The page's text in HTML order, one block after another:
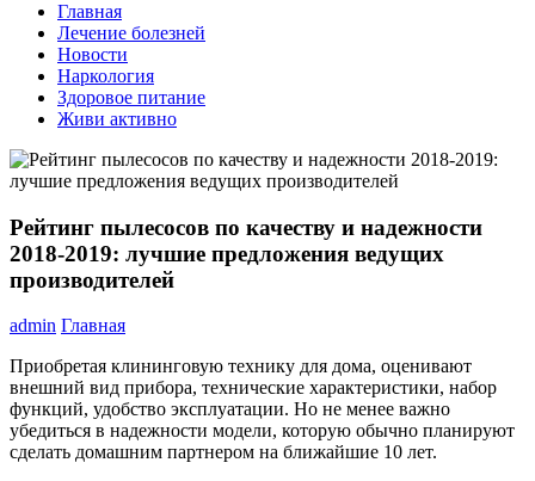
Главная
Лечение болезней
Новости
Наркология
Здоровое питание
Живи активно
Рейтинг пылесосов по качеству и надежности
2018-2019: лучшие предложения ведущих
производителей
admin Главная
Приобретая клининговую технику для дома, оценивают
внешний вид прибора, технические характеристики, набор
функций, удобство эксплуатации. Но не менее важно
убедиться в надежности модели, которую обычно планируют
сделать домашним партнером на ближайшие 10 лет.